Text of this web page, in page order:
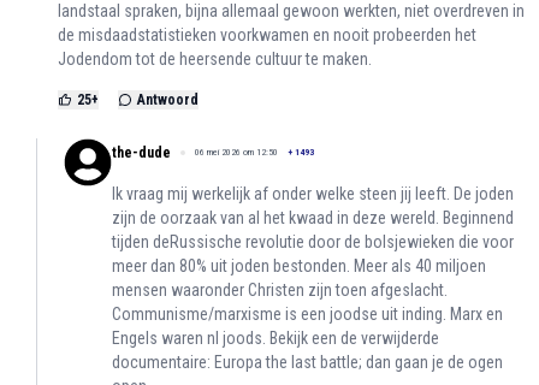
landstaal spraken, bijna allemaal gewoon werkten, niet overdreven in
de misdaadstatistieken voorkwamen en nooit probeerden het
Jodendom tot de heersende cultuur te maken.
25+ Antwoord
the-dude 06 mei 2026 om 12:50 + 1493
Ik vraag mij werkelijk af onder welke steen jij leeft. De joden
zijn de oorzaak van al het kwaad in deze wereld. Beginnend
tijden deRussische revolutie door de bolsjewieken die voor
meer dan 80% uit joden bestonden. Meer als 40 miljoen
mensen waaronder Christen zijn toen afgeslacht.
Communisme/marxisme is een joodse uit inding. Marx en
Engels waren nl joods. Bekijk een de verwijderde
documentaire: Europa the last battle; dan gaan je de ogen